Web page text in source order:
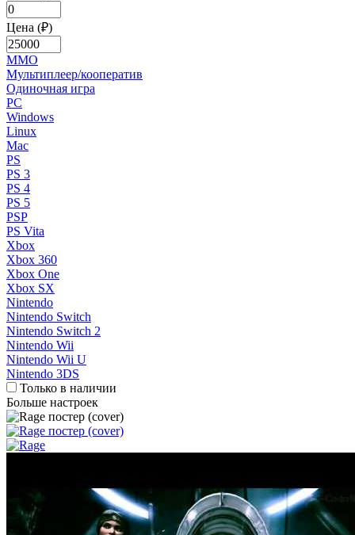
Цена (₽)
MMO
Мультиплеер/кооператив
Одиночная игра
PC
Windows
Linux
Mac
PS
PS 3
PS 4
PS 5
PSP
PS Vita
Xbox
Xbox 360
Xbox One
Xbox SX
Nintendo
Nintendo Switch
Nintendo Switch 2
Nintendo Wii
Nintendo Wii U
Nintendo 3DS
Только в наличии
Больше настроек